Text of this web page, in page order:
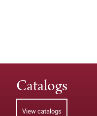
Catalogs
View catalogs